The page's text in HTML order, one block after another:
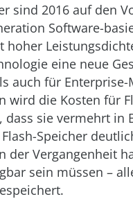
sind 2016 auf den
Software-
hoher
eine neue
auch für
wird die Kosten für
dass sie vermehrt in
Speicher
der Vergangenheit
sein müssen –